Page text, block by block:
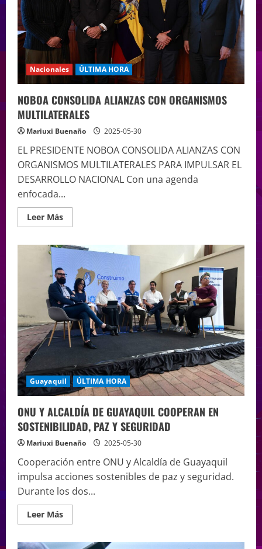
Nacionales ÚLTIMA HORA
NOBOA CONSOLIDA ALIANZAS CON ORGANISMOS
MULTILATERALES
Mariuxi Buenaño 2025-05-30
EL PRESIDENTE NOBOA CONSOLIDA ALIANZAS CON
ORGANISMOS MULTILATERALES PARA IMPULSAR EL
DESARROLLO NACIONAL Con una agenda
enfocada...
Leer Más
Guayaquil ÚLTIMA HORA
ONU Y ALCALDÍA DE GUAYAQUIL COOPERAN EN
SOSTENIBILIDAD, PAZ Y SEGURIDAD
Mariuxi Buenaño 2025-05-30
Cooperación entre ONU y Alcaldía de Guayaquil
impulsa acciones sostenibles de paz y seguridad.
Durante los dos...
Leer Más